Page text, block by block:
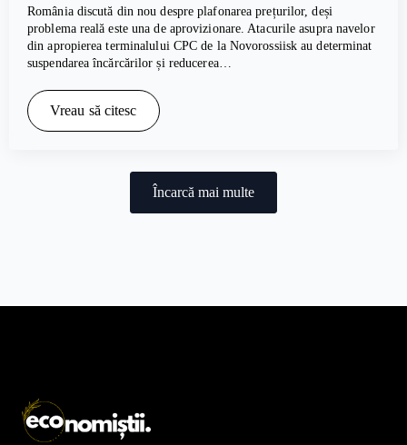
România discută din nou despre plafonarea prețurilor, deși
problema reală este una de aprovizionare. Atacurile asupra navelor
din apropierea terminalului CPC de la Novorossiisk au determinat
suspendarea încărcărilor și reducerea…
Vreau să citesc
Încarcă mai multe